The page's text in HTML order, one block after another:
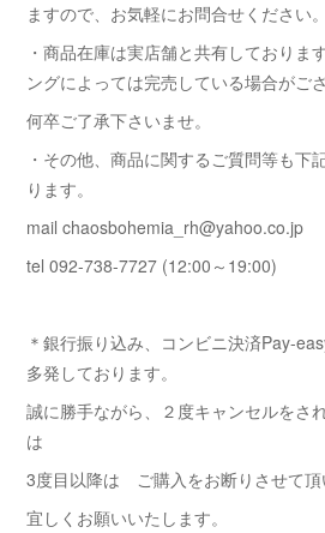
ますので、お気軽にお問合せください。
・商品在庫は実店舗と共有しておりま
ングによっては完売している場合がご
何卒ご了承下さいませ。
・その他、商品に関するご質問等も下
ります。
mail chaosbohemia_rh@yahoo.co.jp
tel 092-738-7727 (12:00～19:00)
＊銀行振り込み、コンビニ決済Pay-
多発しております。
誠に勝手ながら、２度キャンセルをさ
は
3度目以降は ご購入をお断りさせて頂
宜しくお願いいたします。